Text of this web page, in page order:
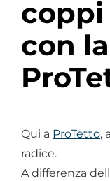
con
Qui a ProTetto,
radice.
A differenza